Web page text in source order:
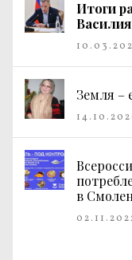
Итоги
Земля –
в